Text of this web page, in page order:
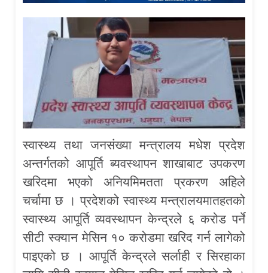
स्वास्थ्य तथा जनसंख्या मन्त्रालय मधेश प्रदेश
अन्तर्गतको आपूर्ति ब्यवस्थापन शाखाबाट उपकरण
खरिदमा भएको अनियमिमतता प्रकरण अहिले
चर्चामा छ । प्रदेशको स्वास्थ्य मन्त्रालयमातहतको
स्वास्थ्य आपूर्ति व्यवस्थापन केन्द्रले ६ करोड पर्ने
सीटी स्क्यान मेसिन १० करोडमा खरिद गर्न लागेको
पाइएको छ । आपूर्ति केन्द्रले सर्लाही र सिरहाका